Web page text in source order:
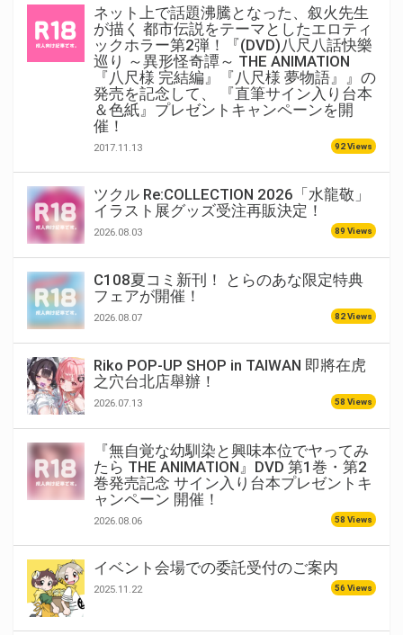
ネット上で話題沸騰となった、叙火先生
が描く 都市伝説をテーマとしたエロティ
ックホラー第2弾！『(DVD)八尺八話快樂
巡り ～異形怪奇譚～ THE ANIMATION
『八尺様 完結編』『八尺様 夢物語』』の
発売を記念して、 『直筆サイン入り台本
＆色紙』プレゼントキャンペーンを開
催！
2017.11.13 92 Views
ツクル Re:COLLECTION 2026「水龍敬」
イラスト展グッズ受注再販決定！
2026.08.03 89 Views
C108夏コミ新刊！ とらのあな限定特典
フェアが開催！
2026.08.07 82 Views
Riko POP-UP SHOP in TAIWAN 即將在虎
之穴台北店舉辦！
2026.07.13 58 Views
『無自覚な幼馴染と興味本位でヤってみ
たら THE ANIMATION』DVD 第1巻・第2
巻発売記念 サイン入り台本プレゼントキ
ャンペーン 開催！
2026.08.06 58 Views
イベント会場での委託受付のご案内
2025.11.22 56 Views